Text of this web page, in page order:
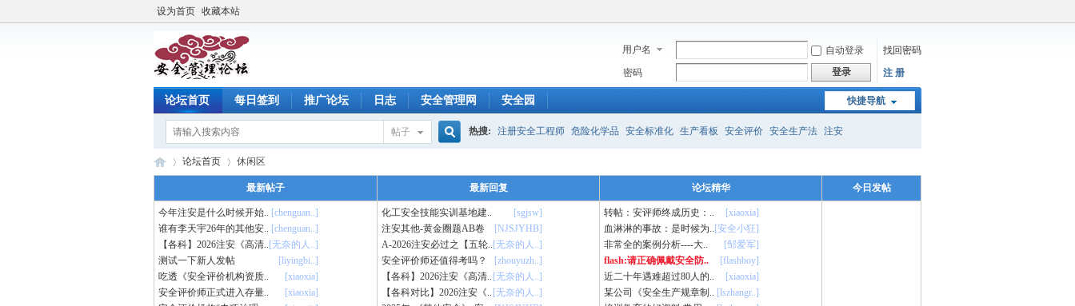
设为首页 收藏本站
用户名 自动登录
找回密码
密码
登录 注 册
快捷导航
论坛首页 每日签到 推广论坛 日志 安全管理网 安全园
帖子
索
热搜: 注册安全工程师 危险化学品 安全标准化 生产看板 安全评价 安全生产法 注安
注 »
论坛首页
›
休闲区
最新帖子 最新回复 论坛精华 今日发帖
[chenguan..]
今年注安是什么时候开始..
[chenguan..]
谁有李天宇26年的其他安..
[无奈的人..]
【各科】2026注安《高清..
[liyingbi..]
测试一下新人发帖
[xiaoxia]
吃透《安全评价机构资质..
[xiaoxia]
安全评价师正式进入存量..
[sgjsw]
化工安全技能实训基地建..
[NJSJYHB]
注安其他-黄金圈题AB卷
[无奈的人..]
A-2026注安必过之【五轮..
[zhouyuzh..]
安全评价师还值得考吗？
[无奈的人..]
【各科】2026注安《高清..
[无奈的人..]
【各科对比】2026注安《..
[xiaoxia]
转帖：安评师终成历史：..
[安全小狂]
血淋淋的事故：是时候为..
[邹爱军]
非常全的案例分析----大..
[flashboy]
flash:请正确佩戴安全防..
[xiaoxia]
近二十年遇难超过80人的..
[lszhangr..]
某公司《安全生产规章制..